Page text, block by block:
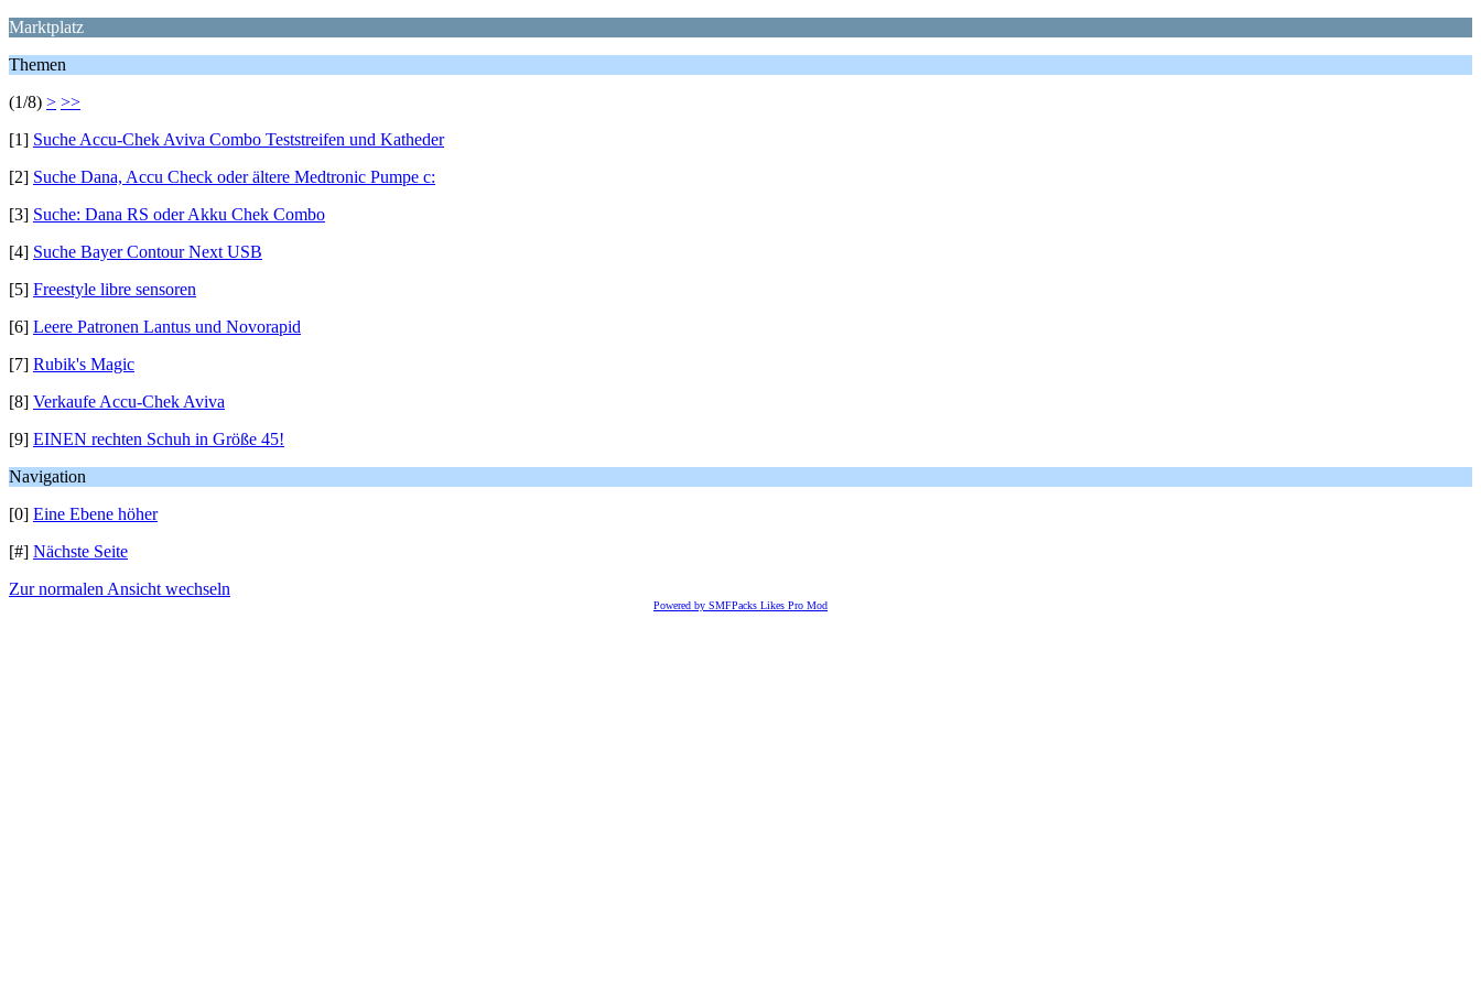
Marktplatz
Themen
(1/8) > >>
[1] Suche Accu-Chek Aviva Combo Teststreifen und Katheder
[2] Suche Dana, Accu Check oder ältere Medtronic Pumpe c:
[3] Suche: Dana RS oder Akku Chek Combo
[4] Suche Bayer Contour Next USB
[5] Freestyle libre sensoren
[6] Leere Patronen Lantus und Novorapid
[7] Rubik's Magic
[8] Verkaufe Accu-Chek Aviva
[9] EINEN rechten Schuh in Größe 45!
Navigation
[0] Eine Ebene höher
[#] Nächste Seite
Zur normalen Ansicht wechseln
Powered by SMFPacks Likes Pro Mod